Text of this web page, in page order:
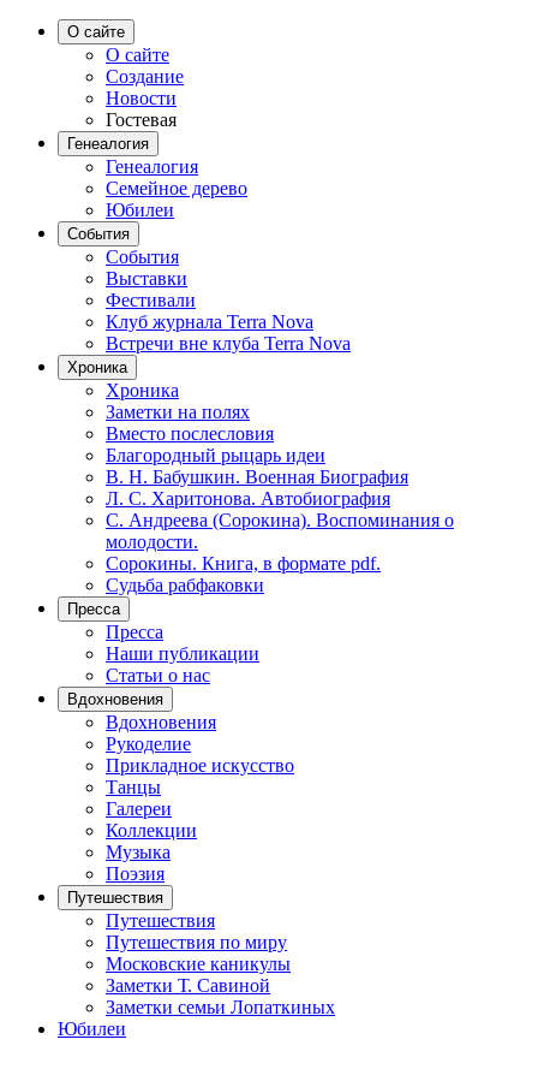
О сайте
О сайте
Создание
Новости
Гостевая
Генеалогия
Генеалогия
Семейное дерево
Юбилеи
События
События
Выставки
Фестивали
Клуб журнала Terra Nova
Встречи вне клуба Terra Nova
Хроника
Хроника
Заметки на полях
Вместо послесловия
Благородный рыцарь идеи
В. Н. Бабушкин. Военная Биография
Л. С. Харитонова. Автобиография
С. Андреева (Сорокина). Воспоминания о
молодости.
Сорокины. Книга, в формате pdf.
Судьба рабфаковки
Пресса
Пресса
Наши публикации
Статьи о нас
Вдохновения
Вдохновения
Рукоделие
Прикладное искусство
Танцы
Галереи
Коллекции
Музыка
Поэзия
Путешествия
Путешествия
Путешествия по миру
Московские каникулы
Заметки Т. Савиной
Заметки семьи Лопаткиных
Юбилеи